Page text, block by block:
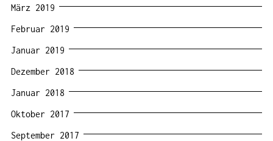
März 2019
Februar 2019
Januar 2019
Dezember 2018
Januar 2018
Oktober 2017
September 2017